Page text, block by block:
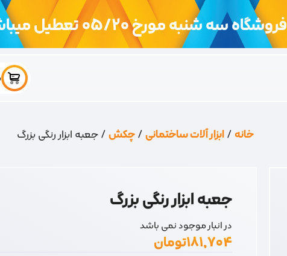
فروشگاه سه شنبه مورخ 05/20 تعطیل میباشد
خانه/ابزار آلات ساختمانی/چکش/ جعبه ابزار رنگی بزرگ
جعبه ابزار رنگی بزرگ
در انبار موجود نمی باشد
۱۸۱,۷۰۴تومان